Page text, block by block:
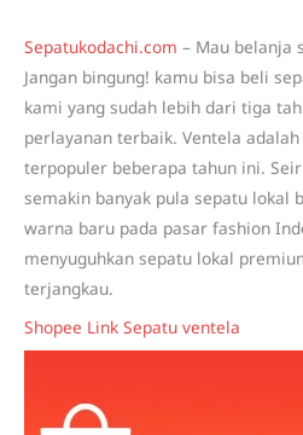
Sepatukodachi.com – Mau belanja
Jangan bingung! kamu bisa beli
kami yang sudah lebih dari tiga
perlayanan terbaik. Ventela
terpopuler beberapa tahun ini.
semakin banyak pula sepatu lokal
warna baru pada pasar fashion
menyuguhkan sepatu lokal
terjangkau.
Shopee Link Sepatu ventela